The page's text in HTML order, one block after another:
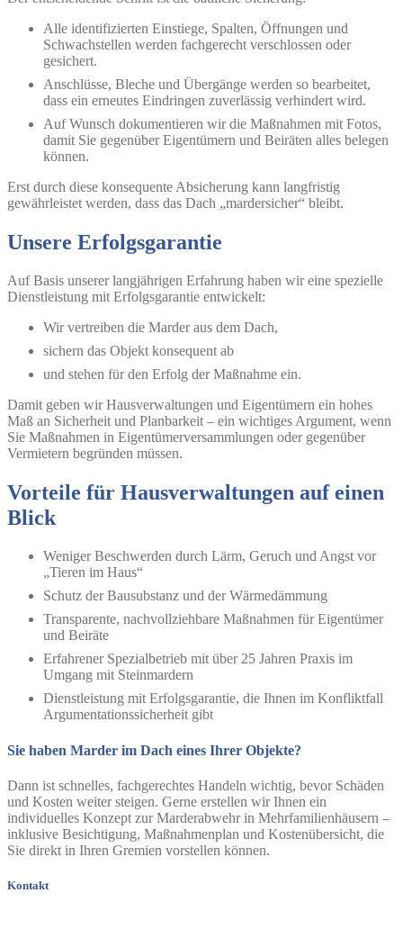
Alle identifizierten Einstiege, Spalten, Öffnungen und
Schwachstellen werden fachgerecht verschlossen oder
gesichert.
Anschlüsse, Bleche und Übergänge werden so bearbeitet,
dass ein erneutes Eindringen zuverlässig verhindert wird.
Auf Wunsch dokumentieren wir die Maßnahmen mit Fotos,
damit Sie gegenüber Eigentümern und Beiräten alles belegen
können.
Erst durch diese konsequente Absicherung kann langfristig
gewährleistet werden, dass das Dach „mardersicher“ bleibt.
Unsere Erfolgsgarantie
Auf Basis unserer langjährigen Erfahrung haben wir eine spezielle
Dienstleistung mit Erfolgsgarantie entwickelt:
Wir vertreiben die Marder aus dem Dach,
sichern das Objekt konsequent ab
und stehen für den Erfolg der Maßnahme ein.
Damit geben wir Hausverwaltungen und Eigentümern ein hohes
Maß an Sicherheit und Planbarkeit – ein wichtiges Argument, wenn
Sie Maßnahmen in Eigentümerversammlungen oder gegenüber
Vermietern begründen müssen.
Vorteile für Hausverwaltungen auf einen
Blick
Weniger Beschwerden durch Lärm, Geruch und Angst vor
„Tieren im Haus“
Schutz der Bausubstanz und der Wärmedämmung
Transparente, nachvollziehbare Maßnahmen für Eigentümer
und Beiräte
Erfahrener Spezialbetrieb mit über 25 Jahren Praxis im
Umgang mit Steinmardern
Dienstleistung mit Erfolgsgarantie, die Ihnen im Konfliktfall
Argumentationssicherheit gibt
Sie haben Marder im Dach eines Ihrer Objekte?
Dann ist schnelles, fachgerechtes Handeln wichtig, bevor Schäden
und Kosten weiter steigen. Gerne erstellen wir Ihnen ein
individuelles Konzept zur Marderabwehr in Mehrfamilienhäusern –
inklusive Besichtigung, Maßnahmenplan und Kostenübersicht, die
Sie direkt in Ihren Gremien vorstellen können.
Kontakt